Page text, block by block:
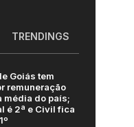
TRENDINGS
Goiás tem
remuneração
média do país;
é 2ª e Civil fica